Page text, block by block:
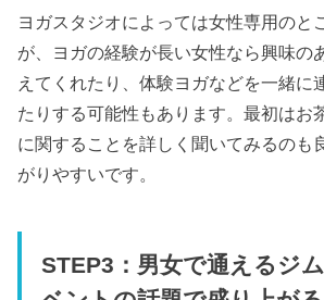
ヨガスタジオによっては女性専用のと
が、ヨガの経験が長い女性なら興味の
えてくれたり、体験ヨガなどを一緒に
たりする可能性もあります。最初はお
に関することを詳しく聞いてみるのも
がりやすいです。
STEP3：男女で通えるジ